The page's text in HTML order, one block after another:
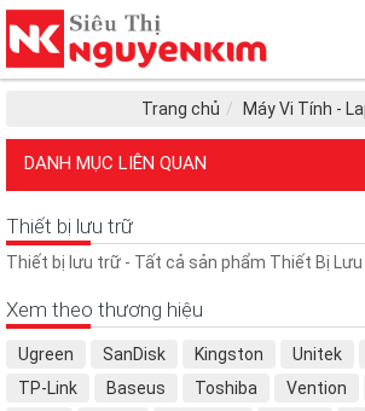
Trang chủ Máy Vi Tính -
DANH MỤC LIÊN QUAN
Thiết bị lưu trữ
Thiết bị lưu trữ - Tất cả sản phẩm Thiết Bị
Xem theo thương hiệu
Ugreen SanDisk Kingston Unitek
TP-Link
Baseus Toshiba Vention